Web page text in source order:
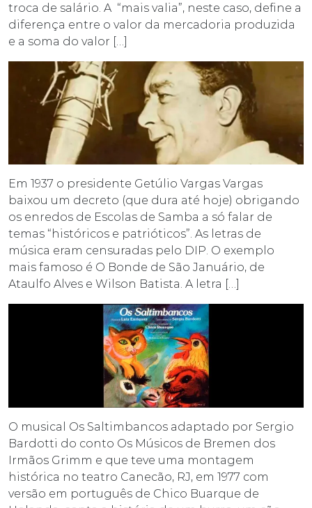
troca de salário. A “mais valia”, neste caso, define a
diferença entre o valor da mercadoria produzida
e a soma do valor […]
Em 1937 o presidente Getúlio Vargas Vargas
baixou um decreto (que dura até hoje) obrigando
os enredos de Escolas de Samba a só falar de
temas “históricos e patrióticos”. As letras de
música eram censuradas pelo DIP. O exemplo
mais famoso é O Bonde de São Januário, de
Ataulfo Alves e Wilson Batista. A letra […]
O musical Os Saltimbancos adaptado por Sergio
Bardotti do conto Os Músicos de Bremen dos
Irmãos Grimm e que teve uma montagem
histórica no teatro Canecão, RJ, em 1977 com
versão em português de Chico Buarque de